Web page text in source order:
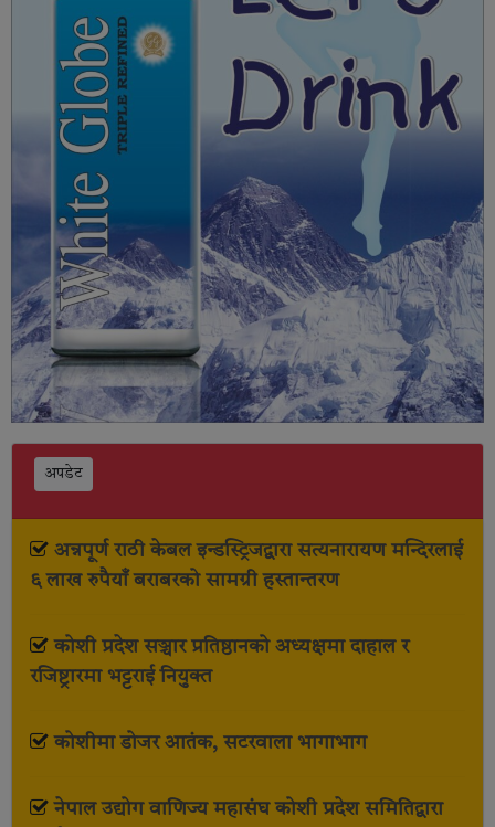
अपडेट
अन्नपूर्ण राठी केबल इन्डस्ट्रिजद्वारा सत्यनारायण मन्दिरलाई
६ लाख रुपैयाँ बराबरको सामग्री हस्तान्तरण
कोशी प्रदेश सञ्चार प्रतिष्ठानको अध्यक्षमा दाहाल र
रजिष्ट्रारमा भट्टराई नियुक्त
कोशीमा डोजर आतंक, सटरवाला भागाभाग
नेपाल उद्योग वाणिज्य महासंघ कोशी प्रदेश समितिद्वारा